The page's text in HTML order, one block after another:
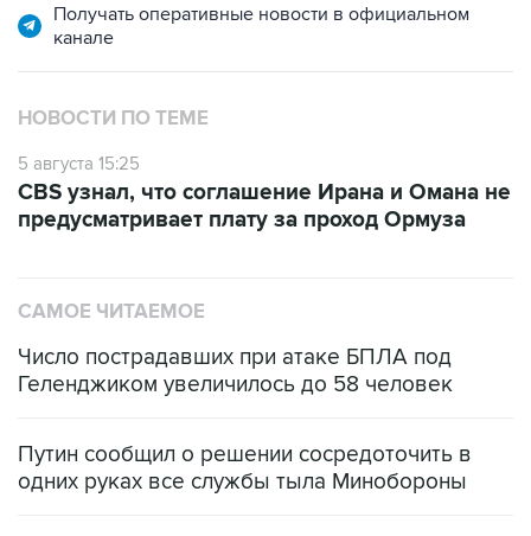
Получать оперативные новости в официальном
канале
НОВОСТИ ПО ТЕМЕ
5 августа 15:25
CBS узнал, что соглашение Ирана и Омана не
предусматривает плату за проход Ормуза
САМОЕ ЧИТАЕМОЕ
Число пострадавших при атаке БПЛА под
Геленджиком увеличилось до 58 человек
Путин сообщил о решении сосредоточить в
одних руках все службы тыла Минобороны